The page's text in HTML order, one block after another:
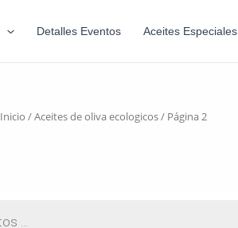
Detalles Eventos Aceites Especiales
Inicio /Aceites de oliva ecologicos/ Página 2